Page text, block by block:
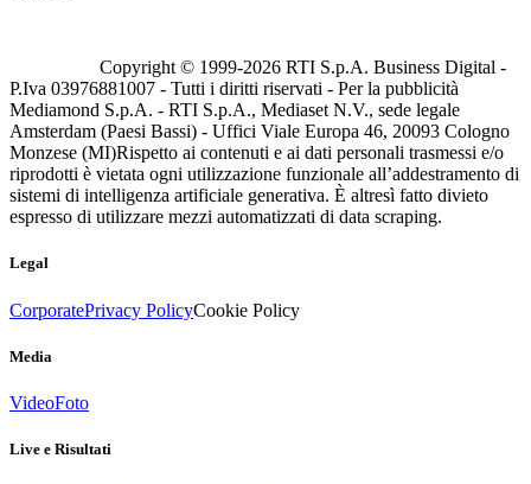
Copyright © 1999-2026 RTI S.p.A. Business Digital -
P.Iva 03976881007 - Tutti i diritti riservati - Per la pubblicità
Mediamond S.p.A. - RTI S.p.A., Mediaset N.V., sede legale
Amsterdam (Paesi Bassi) - Uffici Viale Europa 46, 20093 Cologno
Monzese (MI)Rispetto ai contenuti e ai dati personali trasmessi e/o
riprodotti è vietata ogni utilizzazione funzionale all’addestramento di
sistemi di intelligenza artificiale generativa. È altresì fatto divieto
espresso di utilizzare mezzi automatizzati di data scraping.
Legal
CorporatePrivacy PolicyCookie Policy
Media
VideoFoto
Live e Risultati